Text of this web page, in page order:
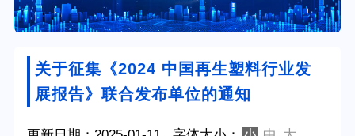
关于征集《2024 中国再生塑料行业发
展报告》联合发布单位的通知